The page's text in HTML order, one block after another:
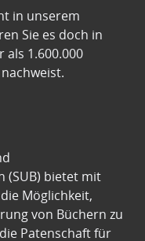
in unserem
Sie es doch in
als 1.600.000
(SUB) bietet mit
Möglichkeit,
von Büchern zu
Patenschaft für